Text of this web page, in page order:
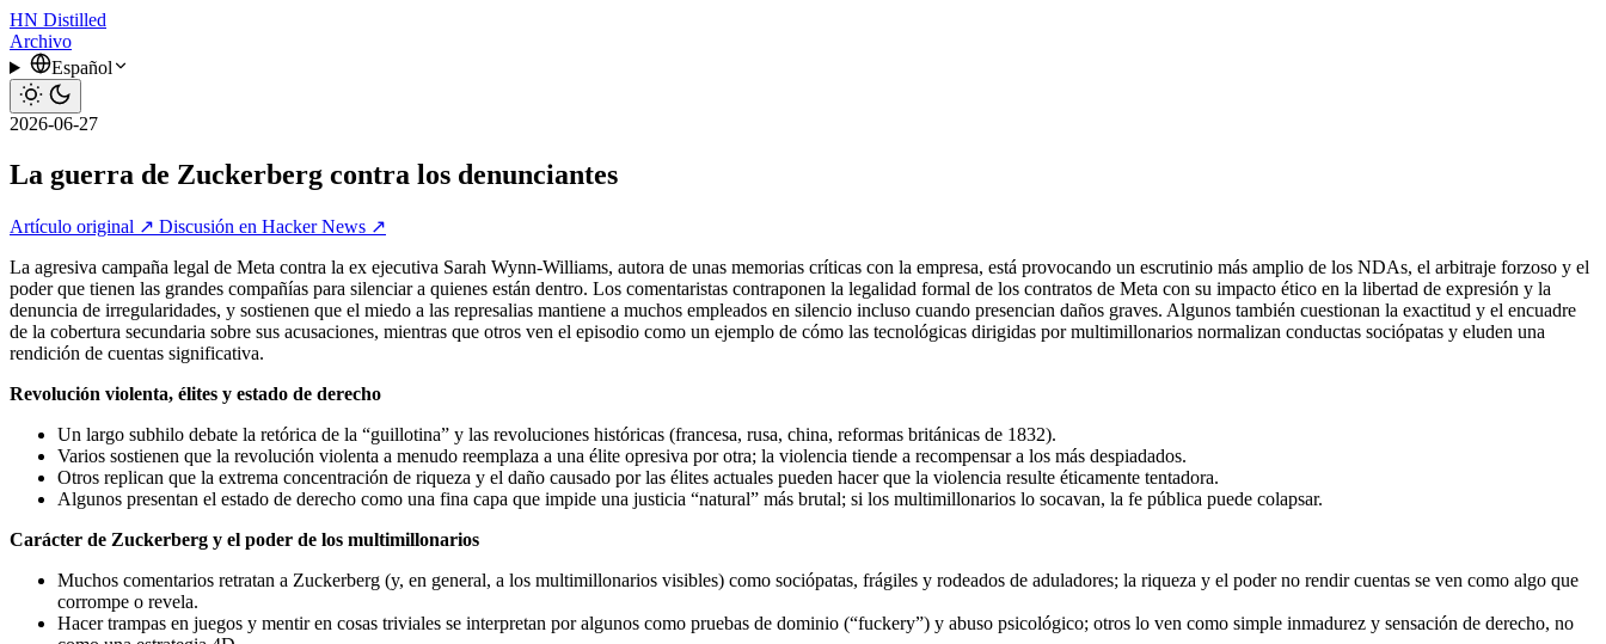
HN Distilled
Archivo
Español
2026-06-27
La guerra de Zuckerberg contra los denunciantes
Artículo original ↗ Discusión en Hacker News ↗
La agresiva campaña legal de Meta contra la ex ejecutiva Sarah Wynn-Williams, autora de unas memorias críticas con la empresa, está provocando un escrutinio más amplio de los NDAs, el arbitraje forzoso y el
poder que tienen las grandes compañías para silenciar a quienes están dentro. Los comentaristas contraponen la legalidad formal de los contratos de Meta con su impacto ético en la libertad de expresión y la
denuncia de irregularidades, y sostienen que el miedo a las represalias mantiene a muchos empleados en silencio incluso cuando presencian daños graves. Algunos también cuestionan la exactitud y el encuadre
de la cobertura secundaria sobre sus acusaciones, mientras que otros ven el episodio como un ejemplo de cómo las tecnológicas dirigidas por multimillonarios normalizan conductas sociópatas y eluden una
rendición de cuentas significativa.
Revolución violenta, élites y estado de derecho
Un largo subhilo debate la retórica de la “guillotina” y las revoluciones históricas (francesa, rusa, china, reformas británicas de 1832).
Varios sostienen que la revolución violenta a menudo reemplaza a una élite opresiva por otra; la violencia tiende a recompensar a los más despiadados.
Otros replican que la extrema concentración de riqueza y el daño causado por las élites actuales pueden hacer que la violencia resulte éticamente tentadora.
Algunos presentan el estado de derecho como una fina capa que impide una justicia “natural” más brutal; si los multimillonarios lo socavan, la fe pública puede colapsar.
Carácter de Zuckerberg y el poder de los multimillonarios
Muchos comentarios retratan a Zuckerberg (y, en general, a los multimillonarios visibles) como sociópatas, frágiles y rodeados de aduladores; la riqueza y el poder no rendir cuentas se ven como algo que
corrompe o revela.
Hacer trampas en juegos y mentir en cosas triviales se interpretan por algunos como pruebas de dominio (“fuckery”) y abuso psicológico; otros lo ven como simple inmadurez y sensación de derecho, no